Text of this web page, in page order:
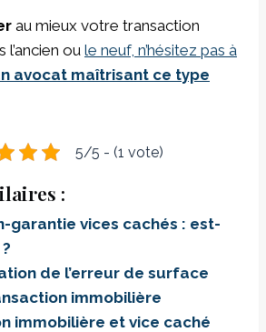
au mieux votre transaction
ou le neuf, n’hésitez pas à
avocat maîtrisant ce type
5/5 - (1 vote)
:
garantie vices cachés : est-
de l’erreur de surface
immobilière
immobilière et vice caché